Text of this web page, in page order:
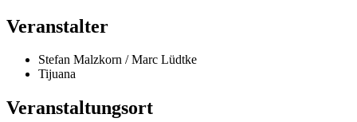
Veranstalter
Stefan Malzkorn / Marc Lüdtke
Tijuana
Veranstaltungsort